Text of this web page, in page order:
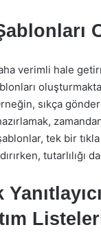
verimli hale
sıkça
tek bir
tutarlılığı da